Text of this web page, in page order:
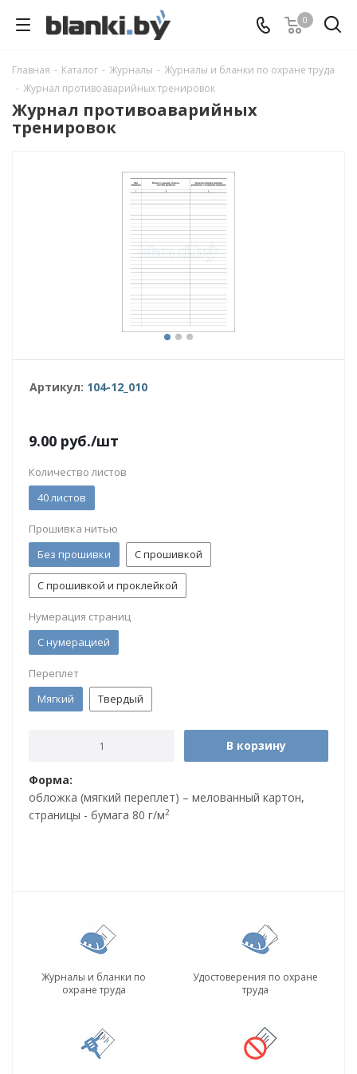
0
Главная - Каталог - Журналы - Журналы и бланки по охране труда
- Журнал противоаварийных тренировок
Журнал противоаварийных
тренировок
Артикул: 104-12_010
9.00 руб./шт
Количество листов
40 листов
Прошивка нитью
Без прошивки
С прошивкой
С прошивкой и проклейкой
Нумерация страниц
С нумерацией
Переплет
Мягкий
Твердый
В корзину
Форма:
обложка (мягкий переплет) – мелованный картон,
страницы - бумага 80 г/м2
Журналы и бланки по
охране труда
Удостоверения по охране
труда